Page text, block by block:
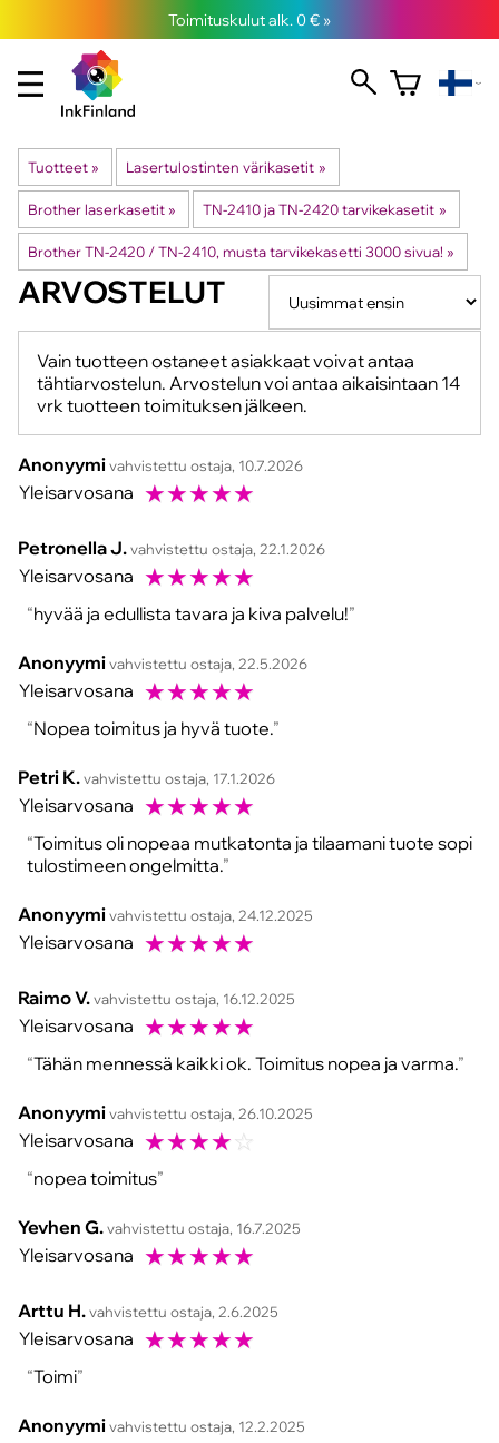
Toimituskulut alk. 0 € »
Tuotteet ‪» Lasertulostinten värikasetit ‪»
Brother laserkasetit ‪» TN-2410 ja TN-2420 tarvikekasetit ‪»
Brother TN-2420 / TN-2410, musta tarvikekasetti 3000 sivua! ‪»
ARVOSTELUT
Vain tuotteen ostaneet asiakkaat voivat antaa
tähtiarvostelun. Arvostelun voi antaa aikaisintaan 14
vrk tuotteen toimituksen jälkeen.
Anonyymivahvistettu ostaja, 10.7.2026
Yleisarvosana ☆☆☆☆☆
Petronella J.vahvistettu ostaja, 22.1.2026
Yleisarvosana ☆☆☆☆☆
hyvää ja edullista tavara ja kiva palvelu!
Anonyymivahvistettu ostaja, 22.5.2026
Yleisarvosana ☆☆☆☆☆
Nopea toimitus ja hyvä tuote.
Petri K.vahvistettu ostaja, 17.1.2026
Yleisarvosana ☆☆☆☆☆
Toimitus oli nopeaa mutkatonta ja tilaamani tuote sopi
tulostimeen ongelmitta.
Anonyymivahvistettu ostaja, 24.12.2025
Yleisarvosana ☆☆☆☆☆
Raimo V.vahvistettu ostaja, 16.12.2025
Yleisarvosana ☆☆☆☆☆
Tähän mennessä kaikki ok. Toimitus nopea ja varma.
Anonyymivahvistettu ostaja, 26.10.2025
Yleisarvosana ☆☆☆☆☆
nopea toimitus
Yevhen G.vahvistettu ostaja, 16.7.2025
Yleisarvosana ☆☆☆☆☆
Arttu H.vahvistettu ostaja, 2.6.2025
Yleisarvosana ☆☆☆☆☆
Toimi
Anonyymivahvistettu ostaja, 12.2.2025